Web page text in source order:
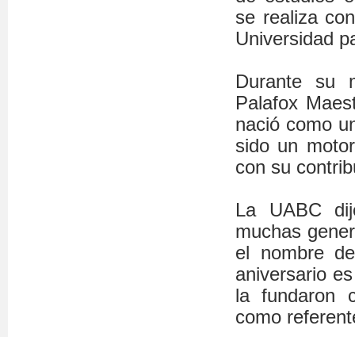
se realiza
Universidad
Durante su
Palafox
nació como
sido un
con su
La UABC
muchas
el nombre
aniversario
la fundaron
como